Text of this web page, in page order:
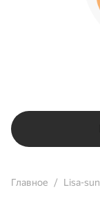
Главное Lisa-sun